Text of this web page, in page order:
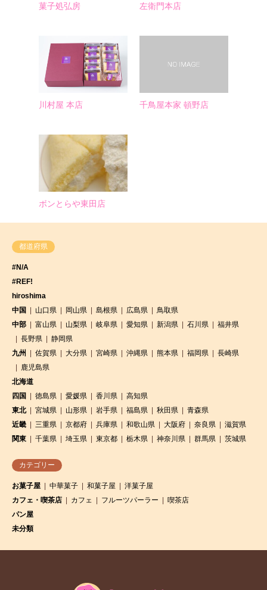
菓子処弘房 左衛門本店
川村屋 本店 千鳥屋本家 頓野店
ボンとらや東田店
都道府県
#N/A
#REF!
hiroshima
中国
山口県 岡山県 島根県 広島県
鳥取県
中部
富山県 山梨県 岐阜県 愛知県 新潟県 石川県
福井県
長野県
静岡県
九州
佐賀県 大分県 宮崎県 沖縄県 熊本県 福岡県
長崎県
鹿児島県
北海道
四国
徳島県 愛媛県 香川県
高知県
東北
宮城県 山形県 岩手県 福島県 秋田県
青森県
近畿
三重県 京都府 兵庫県 和歌山県 大阪府 奈良県
滋賀県
関東
千葉県 埼玉県 東京都 栃木県 神奈川県 群馬県 茨城県
カテゴリー
お菓子屋 中華菓子 和菓子屋
洋菓子屋
カフェ・喫茶店
カフェ フルーツパーラー
喫茶店
パン屋
未分類